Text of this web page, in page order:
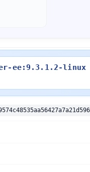
ee:9.3.1.2-linux